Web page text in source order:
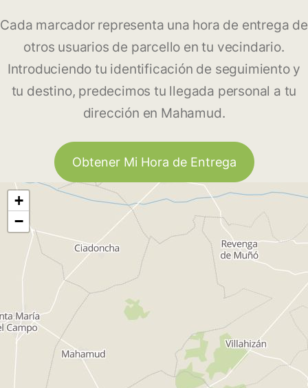
Cada marcador representa una hora de entrega de
otros usuarios de parcello en tu vecindario.
Introduciendo tu identificación de seguimiento y
tu destino, predecimos tu llegada personal a tu
dirección en Mahamud.
Obtener Mi Hora de Entrega
+
−